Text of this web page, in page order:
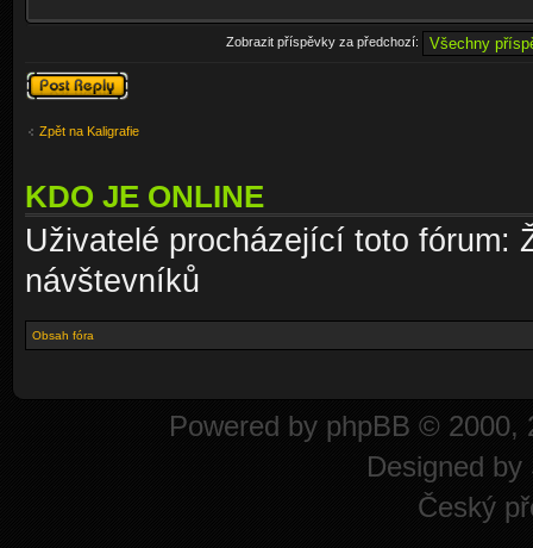
Zobrazit příspěvky za předchozí:
Odeslat odpověď
Zpět na Kaligrafie
KDO JE ONLINE
Uživatelé procházející toto fórum:
návštevníků
Obsah fóra
Powered by phpBB © 2000,
Designed by
Český